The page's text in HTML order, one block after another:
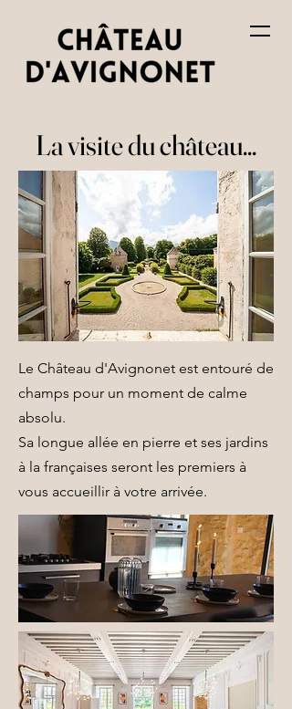
La visite du château...
Le Château d'Avignonet est entouré de
champs pour un moment de calme
absolu.
Sa longue allée en pierre et ses jardins
à la françaises seront les premiers à
vous accueillir à votre arrivée.